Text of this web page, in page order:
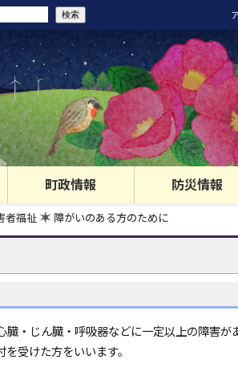
町政情報 防災情報
者福祉 障がいのある方のために
・じん臓・呼吸器などに一定以上の障害が
受けた方をいいます。